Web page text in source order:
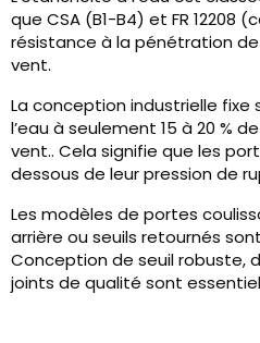
que CSA (B1-B4) et FR 12208
résistance à la pénétration
vent.
La conception industrielle fixe
l’eau à seulement 15 à 20 %
vent.. Cela signifie que les
dessous de leur pression de
Les modèles de portes
arrière ou seuils retournés
Conception de seuil robuste,
joints de qualité sont